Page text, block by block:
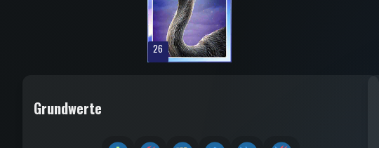
26
Grundwerte